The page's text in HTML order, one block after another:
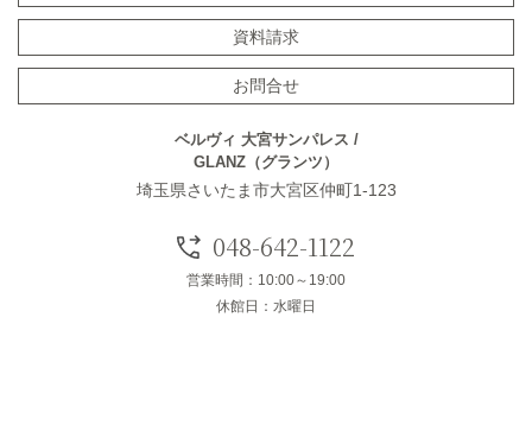
資料請求
お問合せ
ベルヴィ 大宮サンパレス /
GLANZ（グランツ）
埼玉県さいたま市大宮区仲町1-123
048-642-1122
営業時間：10:00～19:00
休館日：水曜日